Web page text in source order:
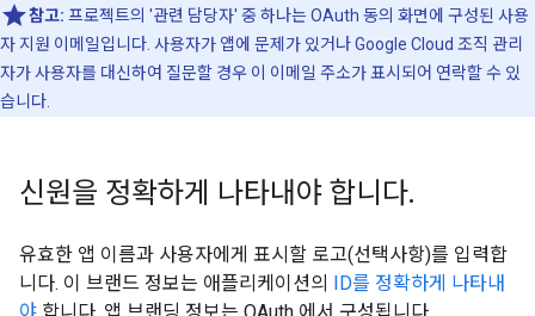
참고: 프로젝트의 '관련 담당자' 중 하나는 OAuth 동의 화면에 구성된 사용
자 지원 이메일입니다. 사용자가 앱에 문제가 있거나 Google Cloud 조직 관리
자가 사용자를 대신하여 질문할 경우 이 이메일 주소가 표시되어 연락할 수 있
습니다.
신원을 정확하게 나타내야 합니다.
유효한 앱 이름과 사용자에게 표시할 로고(선택사항)를 입력합
니다. 이 브랜드 정보는 애플리케이션의 ID를 정확하게 나타내